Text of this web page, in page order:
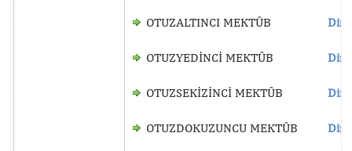
OTUZALTINCI MEKTÛB
OTUZYEDİNCİ MEKTÛB
OTUZSEKİZİNCİ MEKTÛB
OTUZDOKUZUNCU MEKTÛB